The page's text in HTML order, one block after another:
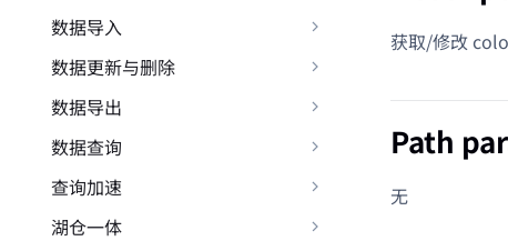
数据导入
数据更新与删除
数据导出
数据查询
查询加速
湖仓一体
获取/修改
Path
无